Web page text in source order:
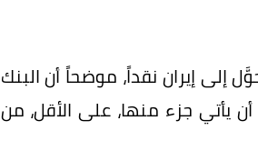
مبلغ 3 مليارات دولار لن يُحوَّل إلى إيران نقداً، موضحاً أن البنك
يأتي جزء منها، على الأقل، من